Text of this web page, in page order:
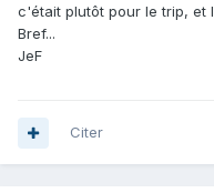
c'était plutôt pour le trip, et
Bref...
JeF
Citer